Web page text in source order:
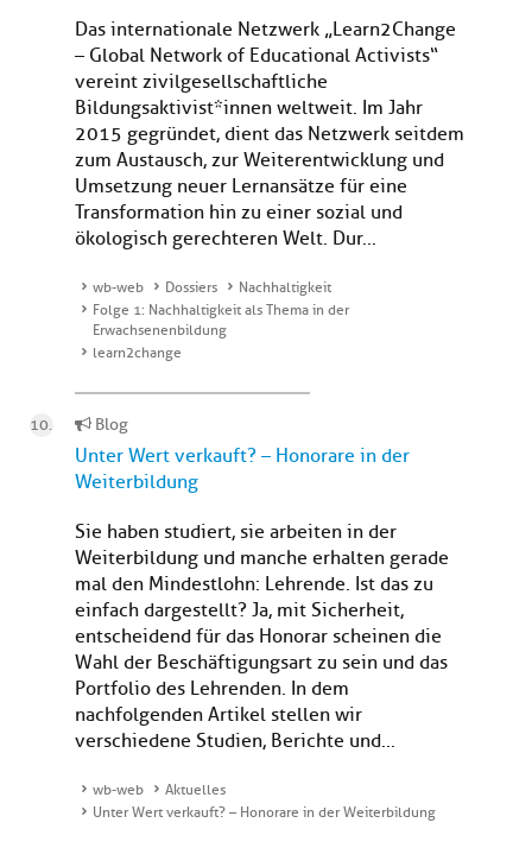
Das internationale Netzwerk „Learn2Change
– Global Network of Educational Activists“
vereint zivilgesellschaftliche
Bildungsaktivist*innen weltweit. Im Jahr
2015 gegründet, dient das Netzwerk seitdem
zum Austausch, zur Weiterentwicklung und
Umsetzung neuer Lernansätze für eine
Transformation hin zu einer sozial und
ökologisch gerechteren Welt. Dur...
wb-web Dossiers
Nachhaltigkeit
Folge 1: Nachhaltigkeit als Thema in der
Erwachsenenbildung
learn2change
Blog
Unter Wert verkauft? – Honorare in der
Weiterbildung
Sie haben studiert, sie arbeiten in der
Weiterbildung und manche erhalten gerade
mal den Mindestlohn: Lehrende. Ist das zu
einfach dargestellt? Ja, mit Sicherheit,
entscheidend für das Honorar scheinen die
Wahl der Beschäftigungsart zu sein und das
Portfolio des Lehrenden. In dem
nachfolgenden Artikel stellen wir
verschiedene Studien, Berichte und...
wb-web
Aktuelles
Unter Wert verkauft? – Honorare in der Weiterbildung